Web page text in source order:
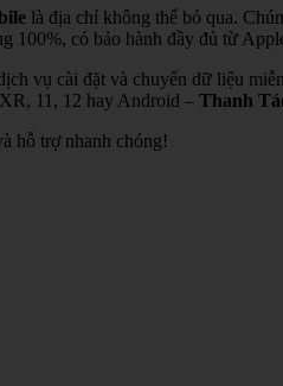
là địa chỉ không thể bỏ qua.
100%, có bảo hành đầy đủ từ
vụ cài đặt và chuyển dữ liệu
11, 12 hay Android – Thanh
hỗ trợ nhanh chóng!